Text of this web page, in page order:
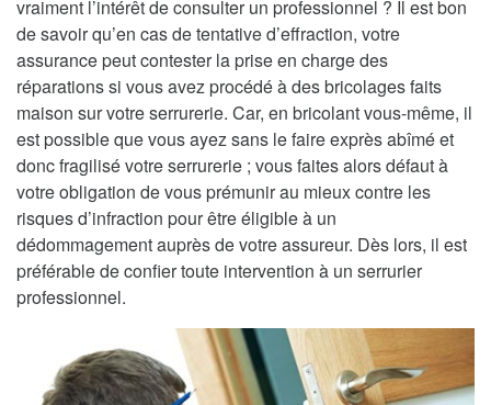
vraiment l’intérêt de consulter un professionnel ? Il est bon
de savoir qu’en cas de tentative d’effraction, votre
assurance peut contester la prise en charge des
réparations si vous avez procédé à des bricolages faits
maison sur votre serrurerie. Car, en bricolant vous-même, il
est possible que vous ayez sans le faire exprès abîmé et
donc fragilisé votre serrurerie ; vous faites alors défaut à
votre obligation de vous prémunir au mieux contre les
risques d’infraction pour être éligible à un
dédommagement auprès de votre assureur. Dès lors, il est
préférable de confier toute intervention à un serrurier
professionnel.